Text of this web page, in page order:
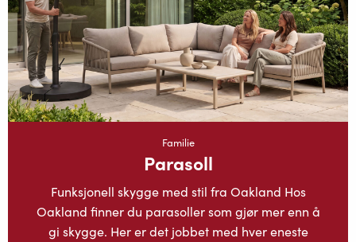
Familie
Parasoll
Funksjonell skygge med stil fra Oakland Hos
Oakland finner du parasoller som gjør mer enn å
gi skygge. Her er det jobbet med hver eneste